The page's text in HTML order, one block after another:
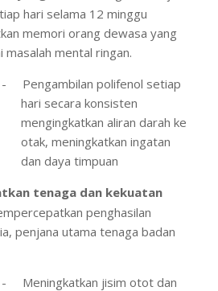
hari selama 12 minggu
memori orang dewasa yang
masalah mental ringan.
-
Pengambilan polifenol setiap
hari secara konsisten
mengingkatkan aliran darah ke
otak, meningkatkan ingatan
dan daya timpuan
tenaga dan kekuatan
penghasilan
penjana utama tenaga badan
-
Meningkatkan jisim otot dan